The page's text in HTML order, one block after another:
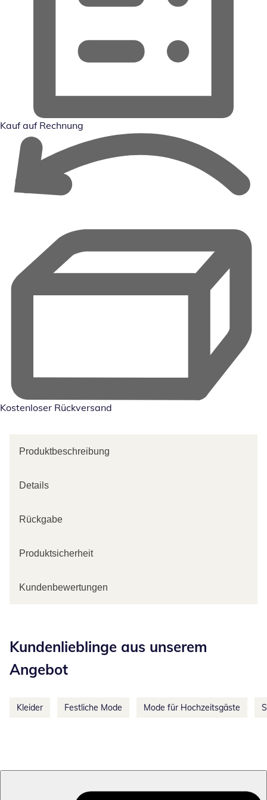
Kauf auf Rechnung
Kostenloser Rückversand
Produktbeschreibung
Details
Rückgabe
Produktsicherheit
Kundenbewertungen
Kundenlieblinge aus unserem
Angebot
Kleider Festliche Mode Mode für Hochzeitsgäste